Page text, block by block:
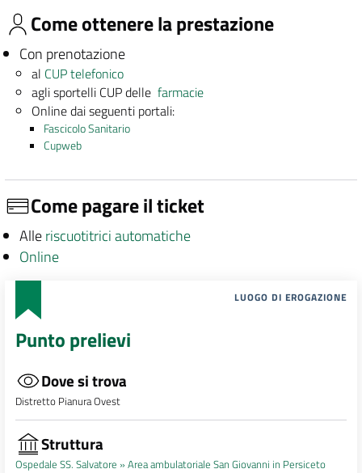
Come ottenere la prestazione
Con prenotazione
al CUP telefonico
agli sportelli CUP dellefarmacie
Online dai seguenti portali:
Fascicolo Sanitario
Cupweb
Come pagare il ticket
Alleriscuotitrici automatiche
Online
LUOGO DI EROGAZIONE
Punto prelievi
Dove si trova
Distretto Pianura Ovest
Struttura
Ospedale SS. Salvatore »Area ambulatoriale San Giovanni in Persiceto